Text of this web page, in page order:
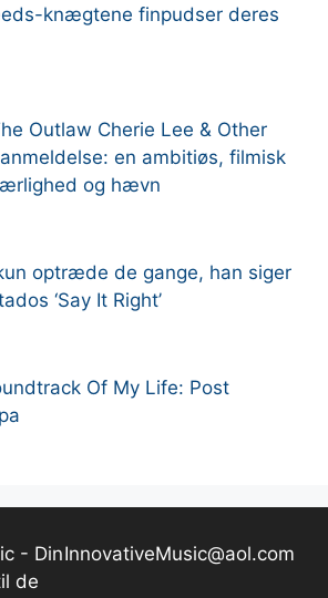
knægtene finpudser deres
Outlaw Cherie Lee & Other
anmeldelse: en ambitiøs, filmisk
og hævn
optræde de gange, han siger
‘Say It Right’
Of My Life: Post
- Din
de
InnovativeMusic@aol.com